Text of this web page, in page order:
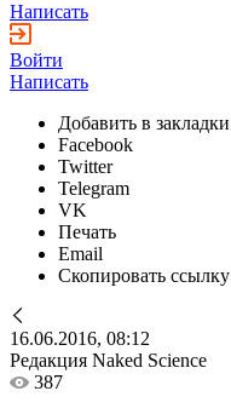
Написать
Войти
Написать
Добавить в закладки
Facebook
Twitter
Telegram
VK
Печать
Email
Скопировать ссылку
16.06.2016, 08:12
Редакция Naked Science
387